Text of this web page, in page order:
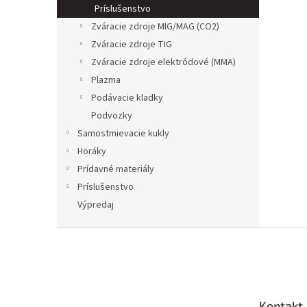
Príslušenstvo
Zváracie zdroje MIG/MAG (CO2)
Zváracie zdroje TIG
Zváracie zdroje elektródové (MMA)
Plazma
Podávacie kladky
Podvozky
Samostmievacie kukly
Horáky
Prídavné materiály
Príslušenstvo
Výpredaj